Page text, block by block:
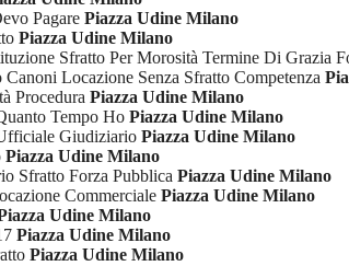
Pagare Piazza Udine Milano
Piazza Udine Milano
Sfratto Per Morosità Termine Di Grazia
Locazione Senza Sfratto Competenza
Procedura Piazza Udine Milano
Tempo Ho Piazza Udine Milano
Giudiziario Piazza Udine Milano
Piazza Udine Milano
Sfratto Forza Pubblica Piazza Udine Milano
Commerciale Piazza Udine Milano
Udine Milano
Piazza Udine Milano
Piazza Udine Milano